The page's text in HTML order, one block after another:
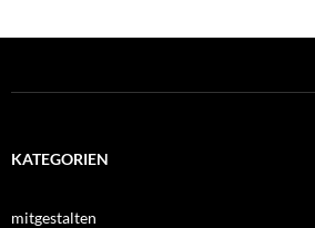
KATEGORIEN
mitgestalten